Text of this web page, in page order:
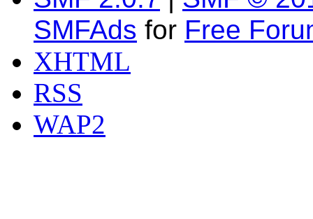
SMFAds for Free
XHTML
RSS
WAP2